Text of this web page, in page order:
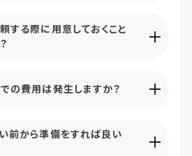
する際に用意しておくこと
の費用は発生しますか？
前から準備をすれば良い